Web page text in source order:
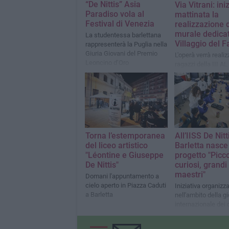
“De Nittis” Asia
Paradiso vola al
Festival di Venezia
La studentessa barlettana
rappresenterà la Puglia nella
Giuria Giovani del Premio
Via Vitrani:
mattinata la
realizzazione
murale
Villaggio del
L'operà verrà
Artistico "Léontine
GIuseppe De
Torna l’estemporanea
del liceo artistico
"Léontine e Giuseppe
De Nittis"
Domani l'appuntamento a
cielo aperto in Piazza Caduti
a Barletta
All’IISS De
Barletta nasce
progetto
curiosi, grandi
maestri"
Iniziativa
nell'ambito della